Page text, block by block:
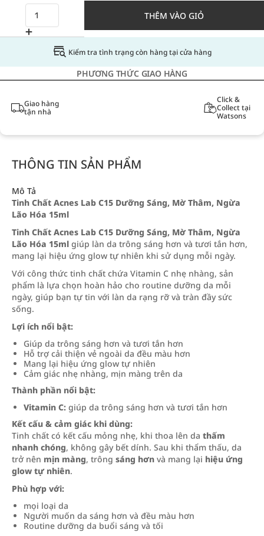
THÊM VÀO GIỎ
Kiểm tra tình trạng còn hàng tại cửa hàng
PHƯƠNG THỨC GIAO HÀNG
Giao hàng
tận nhà
Click &
Collect tại
Watsons
THÔNG TIN SẢN PHẨM
Mô Tả
Tinh Chất Acnes Lab C15 Dưỡng Sáng, Mờ Thâm, Ngừa
Lão Hóa 15ml
Tinh Chất Acnes Lab C15 Dưỡng Sáng, Mờ Thâm, Ngừa
Lão Hóa 15ml giúp làn da trông sáng hơn và tươi tắn hơn,
mang lại hiệu ứng glow tự nhiên khi sử dụng mỗi ngày.
Với công thức tinh chất chứa Vitamin C nhẹ nhàng, sản
phẩm là lựa chọn hoàn hảo cho routine dưỡng da mỗi
ngày, giúp bạn tự tin với làn da rạng rỡ và tràn đầy sức
sống.
Lợi ích nổi bật:
Giúp da trông sáng hơn và tươi tắn hơn
Hỗ trợ cải thiện vẻ ngoài da đều màu hơn
Mang lại hiệu ứng glow tự nhiên
Cảm giác nhẹ nhàng, mịn màng trên da
Thành phần nổi bật:
Vitamin C: giúp da trông sáng hơn và tươi tắn hơn
Kết cấu & cảm giác khi dùng:
Tinh chất có kết cấu mỏng nhẹ, khi thoa lên da thấm
nhanh chóng, không gây bết dính. Sau khi thẩm thấu, da
trở nên mịn màng, trông sáng hơn và mang lại hiệu ứng
glow tự nhiên.
Phù hợp với:
mọi loại da
Người muốn da sáng hơn và đều màu hơn
Routine dưỡng da buổi sáng và tối